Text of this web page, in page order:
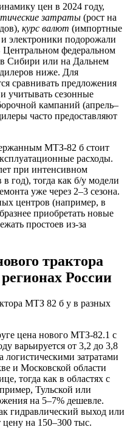
цен в 2024 году,
затраты (рост на
курс валют (импортные
электроники подорожали
Центральном федеральном
Сибири или на Дальнем
ниже. Для
сравнивать предложения
учитывать сезонные
кампаний (апрель–
часто предоставляют
МТЗ-82 б стоит
расходы.
при интенсивном
год), тогда как б/у модели
уже через 2–3 сезона.
центров (например, в
приобретать новые
простоев из-за
трактора
России
цена нового МТЗ-82.1 с
варьируется от 3,2 до 3,8
логистическими затратами
и Московской области
тогда как в областях с
Тульской или
на 5–7% дешевле.
гидравлический выход или
цену на 150–300 тыс.